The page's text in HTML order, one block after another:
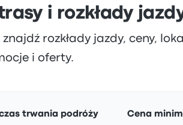
i rozkłady
rozkłady jazdy, ceny,
i oferty.
trwania podróży Cena